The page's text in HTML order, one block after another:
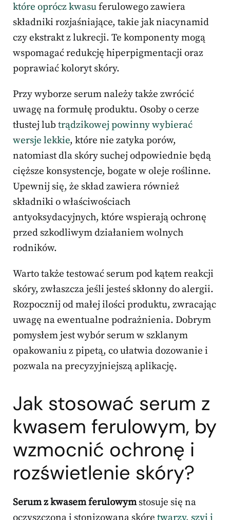
które oprócz kwasuferulowego zawiera
składniki rozjaśniające, takie jak niacynamid
czy ekstrakt z lukrecji. Te komponenty mogą
wspomagać redukcję hiperpigmentacji oraz
poprawiać koloryt skóry.
Przy wyborze serum należy także zwrócić
uwagę na formułę produktu. Osoby o cerze
tłustej lub trądzikowej powinny wybierać
wersje lekkie, które nie zatyka porów,
natomiast dla skóry suchej odpowiednie będą
cięższe konsystencje, bogate w oleje roślinne.
Upewnij się, że skład zawiera również
składniki o właściwościach
antyoksydacyjnych, które wspierają ochronę
przed szkodliwym działaniem wolnych
rodników.
Warto także testować serum pod kątem reakcji
skóry, zwłaszcza jeśli jesteś skłonny do alergii.
Rozpocznij od małej ilości produktu, zwracając
uwagę na ewentualne podrażnienia. Dobrym
pomysłem jest wybór serum w szklanym
opakowaniu z pipetą, co ułatwia dozowanie i
pozwala na precyzyjniejszą aplikację.
Jak stosować serum z
kwasem ferulowym, by
wzmocnić ochronę i
rozświetlenie skóry?
Serum z kwasem ferulowymstosuje się na
oczyszczoną i stonizowaną skórę twarzy, szyi i